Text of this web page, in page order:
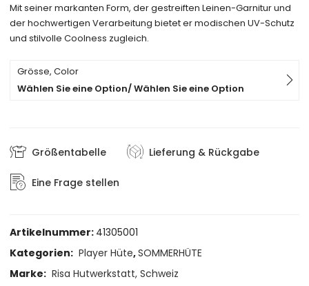
Mit seiner markanten Form, der gestreiften Leinen-Garnitur und
der hochwertigen Verarbeitung bietet er modischen UV-Schutz
und stilvolle Coolness zugleich.
Grösse, Color
Wählen Sie eine Option/ Wählen Sie eine Option
Größentabelle Lieferung & Rückgabe
Eine Frage stellen
Artikelnummer: 41305001
Kategorien: Player Hüte,SOMMERHÜTE
Marke: Risa Hutwerkstatt, Schweiz